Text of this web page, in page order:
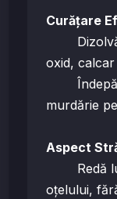
Curățare
Dizolvă
oxid,
murdărie
Aspect
Redă
oțelului,